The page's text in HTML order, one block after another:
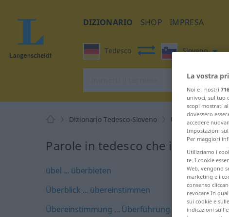
DIZIONARIO SHOP IMPRESA
Tedesco Sloveno
Dizionario Tedesco-Sloveno Ü
Parole in tedesco che iniziano
übel ... überbieten
Überblick ... übereinstimmen
Übereinstimmung ... Überführung
La vostra
Noi e i nostri 716
univoci, sul tuo
scopi mostrati
dovessero
accedere
Impostazioni
Per maggiori
Utilizziamo i
te. I cookie
Web, vengono
marketing e i
consenso
revocare In
sui cookie e
indicazioni